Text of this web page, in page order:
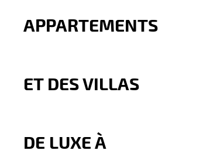
Local commercial à
60.000Dh
L’agence immobilière MBI